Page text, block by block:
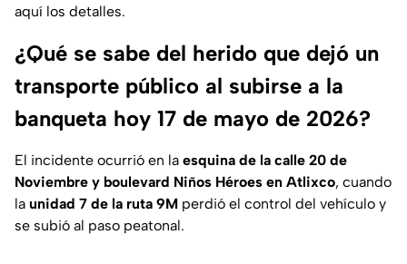
aquí los detalles.
¿Qué se sabe del herido que dejó un
transporte público al subirse a la
banqueta hoy 17 de mayo de 2026?
El incidente ocurrió en la esquina de la calle 20 de
Noviembre y boulevard Niños Héroes en Atlixco, cuando
la unidad 7 de la ruta 9M perdió el control del vehículo y
se subió al paso peatonal.